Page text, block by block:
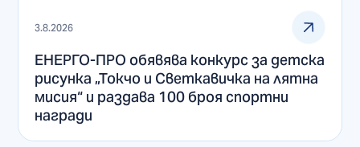
3.8.2026
ЕНЕРГО-ПРО обявява конкурс за детска
рисунка „Токчо и Светкавичка на лятна
мисия“ и раздава 100 броя спортни
награди